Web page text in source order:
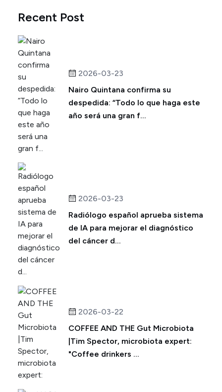
Recent Post
2026-03-23
Nairo Quintana confirma su
despedida: “Todo lo que haga este
año será una gran f...
2026-03-23
Radiólogo español aprueba sistema
de IA para mejorar el diagnóstico
del cáncer d...
2026-03-22
COFFEE AND THE Gut Microbiota
|Tim Spector, microbiota expert:
"Coffee drinkers ...